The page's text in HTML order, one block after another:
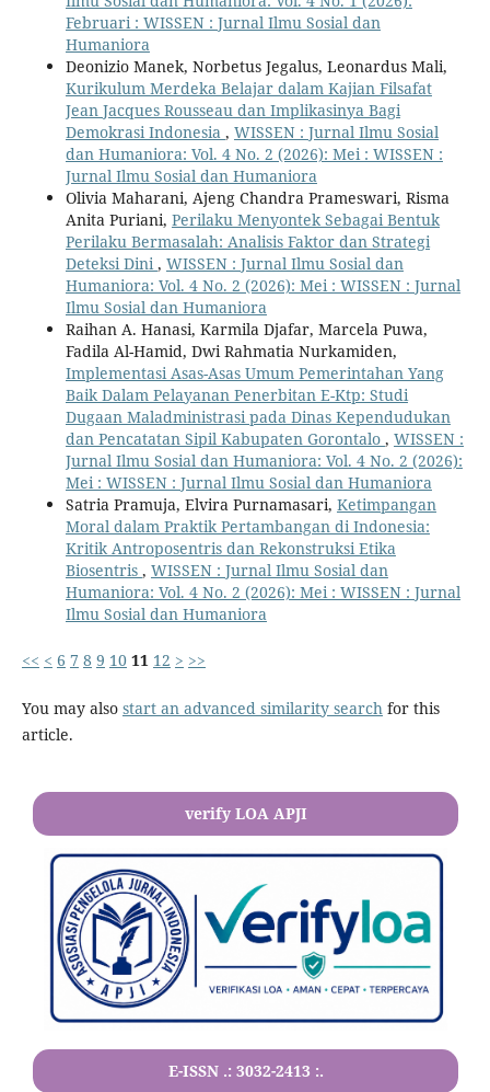
Februari : WISSEN : Jurnal Ilmu Sosial dan
Humaniora
Deonizio Manek, Norbetus Jegalus, Leonardus Mali,
Kurikulum Merdeka Belajar dalam Kajian Filsafat
Jean Jacques Rousseau dan Implikasinya Bagi
Demokrasi Indonesia , WISSEN : Jurnal Ilmu Sosial
dan Humaniora: Vol. 4 No. 2 (2026): Mei : WISSEN :
Jurnal Ilmu Sosial dan Humaniora
Olivia Maharani, Ajeng Chandra Prameswari, Risma
Anita Puriani, Perilaku Menyontek Sebagai Bentuk
Perilaku Bermasalah: Analisis Faktor dan Strategi
Deteksi Dini , WISSEN : Jurnal Ilmu Sosial dan
Humaniora: Vol. 4 No. 2 (2026): Mei : WISSEN : Jurnal
Ilmu Sosial dan Humaniora
Raihan A. Hanasi, Karmila Djafar, Marcela Puwa,
Fadila Al-Hamid, Dwi Rahmatia Nurkamiden,
Implementasi Asas-Asas Umum Pemerintahan Yang
Baik Dalam Pelayanan Penerbitan E-Ktp: Studi
Dugaan Maladministrasi pada Dinas Kependudukan
dan Pencatatan Sipil Kabupaten Gorontalo , WISSEN :
Jurnal Ilmu Sosial dan Humaniora: Vol. 4 No. 2 (2026):
Mei : WISSEN : Jurnal Ilmu Sosial dan Humaniora
Satria Pramuja, Elvira Purnamasari, Ketimpangan
Moral dalam Praktik Pertambangan di Indonesia:
Kritik Antroposentris dan Rekonstruksi Etika
Biosentris , WISSEN : Jurnal Ilmu Sosial dan
Humaniora: Vol. 4 No. 2 (2026): Mei : WISSEN : Jurnal
Ilmu Sosial dan Humaniora
<< < 6 7 8 9 10 11 12 > >>
You may also start an advanced similarity search for this
article.
verify LOA APJI
E-ISSN .: 3032-2413 :.